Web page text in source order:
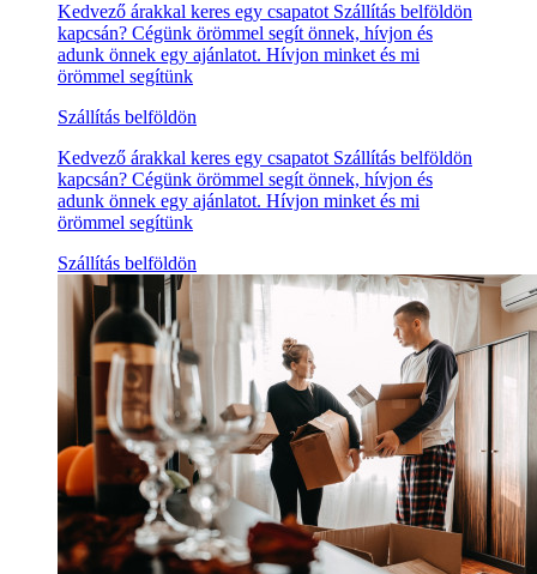
Kedvező árakkal keres egy csapatot Szállítás belföldön
kapcsán? Cégünk örömmel segít önnek, hívjon és
adunk önnek egy ajánlatot. Hívjon minket és mi
örömmel segítünk
Szállítás belföldön
Kedvező árakkal keres egy csapatot Szállítás belföldön
kapcsán? Cégünk örömmel segít önnek, hívjon és
adunk önnek egy ajánlatot. Hívjon minket és mi
örömmel segítünk
Szállítás belföldön